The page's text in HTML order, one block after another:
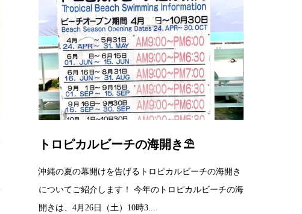
トロピカルビーチの海開き⛱
沖縄の夏の幕開けを告げるトロピカルビーチの海開き
についてご紹介します！ 今年のトロピカルビーチの海
開きは、4月26日（土）10時3...